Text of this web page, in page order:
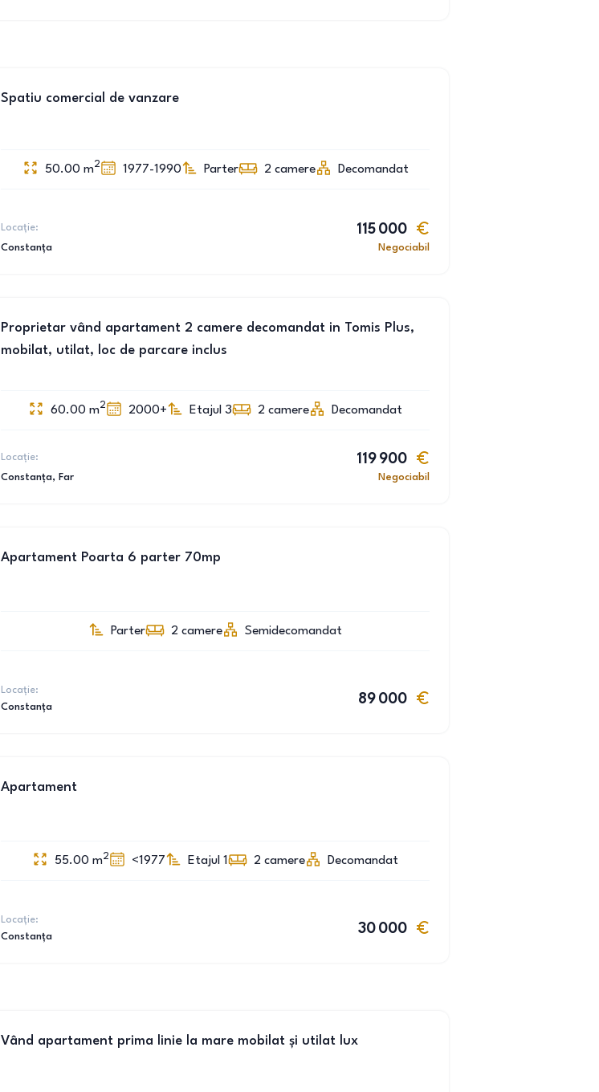
Spatiu comercial de vanzare
50.00 m2 1977-1990 Parter 2 camere Decomandat
Locație:
Constanța
115 000
Negociabil
Proprietar vând apartament 2 camere decomandat in Tomis Plus,
mobilat, utilat, loc de parcare inclus
60.00 m2 2000+ Etajul 3 2 camere Decomandat
Locație:
Constanța, Far
119 900
Negociabil
Apartament Poarta 6 parter 70mp
Parter 2 camere Semidecomandat
Locație:
Constanța
89 000
Apartament
55.00 m2 <1977 Etajul 1 2 camere Decomandat
Locație:
Constanța
30 000
Vând apartament prima linie la mare mobilat și utilat lux